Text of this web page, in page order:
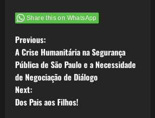
Share this on WhatsApp
P
o
s
t
Previous:
A Crise Humanitária na Segurança
Pública de São Paulo e a Necessidade
de Negociação de Diálogo
Next:
Dos Pais aos Filhos!